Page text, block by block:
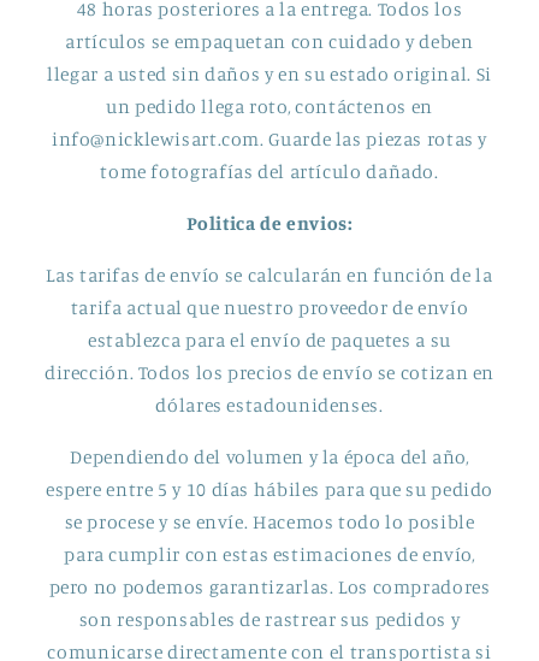
48 horas posteriores a la entrega. Todos los
artículos se empaquetan con cuidado y deben
llegar a usted sin daños y en su estado original. Si
un pedido llega roto, contáctenos en
info@nicklewisart.com. Guarde las piezas rotas y
tome fotografías del artículo dañado.
Politica de envios:
Las tarifas de envío se calcularán en función de la
tarifa actual que nuestro proveedor de envío
establezca para el envío de paquetes a su
dirección. Todos los precios de envío se cotizan en
dólares estadounidenses.
Dependiendo del volumen y la época del año,
espere entre 5 y 10 días hábiles para que su pedido
se procese y se envíe. Hacemos todo lo posible
para cumplir con estas estimaciones de envío,
pero no podemos garantizarlas. Los compradores
son responsables de rastrear sus pedidos y
comunicarse directamente con el transportista si